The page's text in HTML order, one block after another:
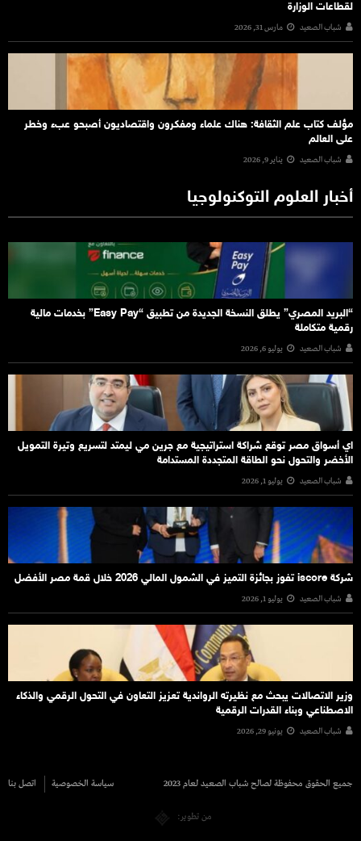
لقطاعات الوزارة
شباب الصعيد مارس 31, 2026
مؤلف كتاب علم الثقافة: هناك علماء ومفكرون واقتصاديون أصبحو عبء وخطر
على العالم
شباب الصعيد يناير 9, 2026
أخبار العلوم التوكنولوجيا
“البريد المصري” يطلق النسخة الجديدة من تطبيق “Easy Pay” بخدمات مالية
رقمية متكاملة
شباب الصعيد يوليو 6, 2026
اي أسواق مصر توقع شراكة استراتيجية مع جرين مي ليمتد لتسريع وتيرة التمويل
الأخضر والتحول نحو الطاقة المتجددة المستدامة
شباب الصعيد يوليو 1, 2026
شركة iscore تفوز بجائزة التميز في الشمول المالي 2026 خلال قمة مصر الأفضل
شباب الصعيد يوليو 1, 2026
وزير الاتصالات يبحث مع نظيرته الرواندية تعزيز التعاون في التحول الرقمي والذكاء
الاصطناعي وبناء القدرات الرقمية
شباب الصعيد يونيو 29, 2026
جميع الحقوق محفوظة لصالح شباب الصعيد لعام 2023 سياسة الخصوصية اتصل بنا
من تطوير: